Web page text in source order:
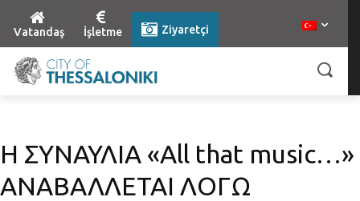
Vatandaş İşletme Ziyaretçi
Η ΣΥΝΑΥΛΙΑ «All that music…»
ΑΝΑΒΑΛΛΕΤΑΙ ΛΟΓΩ